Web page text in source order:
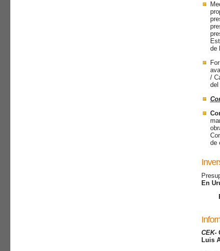
de
/
del
de
En
CEK-
Luis